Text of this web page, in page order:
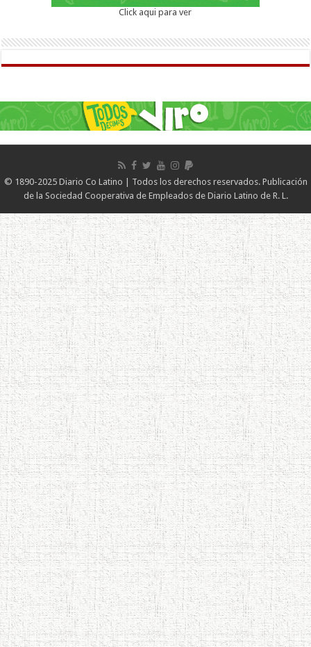
Click aqui para ver
© 1890-2025 Diario Co Latino | Todos los derechos reservados. Publicación
de la Sociedad Cooperativa de Empleados de Diario Latino de R. L.